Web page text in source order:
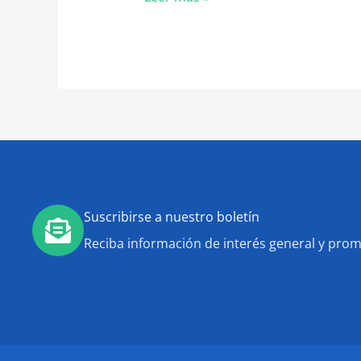
Suscribirse a nuestro boletín
Reciba información de interés general y